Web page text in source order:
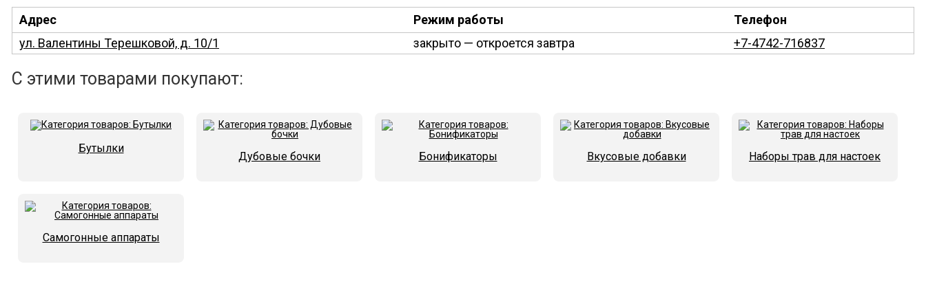
Адрес Режим работы
Телефон
ул. Валентины Терешковой, д. 10/1
закрыто — откроется завтра +7-4742-716837
С этими товарами покупают:
Бутылки
Дубовые бочки Бонификаторы Вкусовые добавки Наборы трав для настоек
Самогонные аппараты